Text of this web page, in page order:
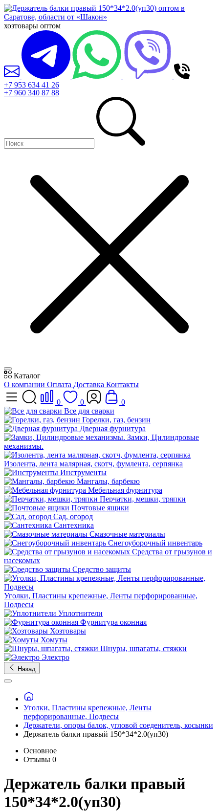
хозтовары оптом
+7 953 634 41 26
+7 960 340 87 88
Каталог
О компании Оплата Доставка Контакты
0 0
0
Все для сварки
Горелки, газ, бензин
Дверная фурнитура
Замки, Цилиндровые
механизмы.
Изолента, лента малярная, скотч, фумлента, серпянка
Инструменты
Мангалы, барбекю
Мебельная фурнитура
Перчатки, мешки, тряпки
Почтовые ящики
Сад, огород
Сантехника
Смазочные материалы
Снегоуборочный инвентарь
Средства от грызунов и
насекомых
Средство защиты
Уголки, Пластины крепежные, Ленты перфорированные,
Подвесы
Уплотнители
Фурнитура оконная
Хозтовары
Хомуты
Шнуры, шпагаты, стяжки
Электро
Назад
Уголки, Пластины крепежные, Ленты
перфорированные, Подвесы
Держатели, опоры балок, угловой соеденитель, косынки
Держатель балки правый 150*34*2.0(уп30)
Основное
Отзывы 0
Держатель балки правый
150*34*2.0(уп30)